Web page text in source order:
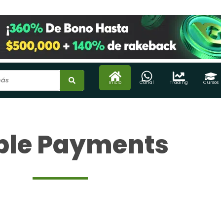
Inicio Canal Trading Cursos
Payments